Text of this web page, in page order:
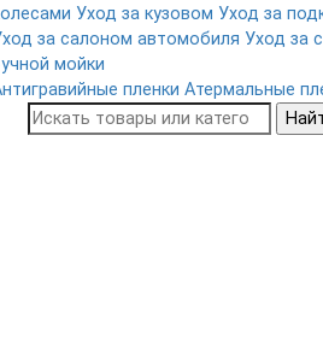
Уход за кузовом Уход за
за салоном автомобиля Уход за
мойки
пленки Атермальные